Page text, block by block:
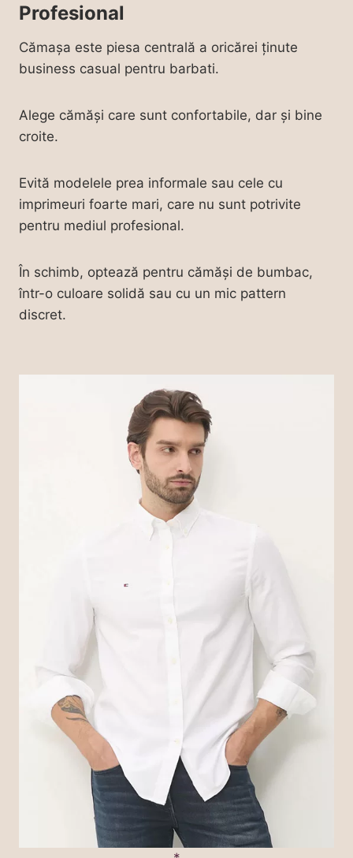
Profesional
Cămașa este piesa centrală a oricărei ținute
business casual pentru barbati.
Alege cămăși care sunt confortabile, dar și bine
croite.
Evită modelele prea informale sau cele cu
imprimeuri foarte mari, care nu sunt potrivite
pentru mediul profesional.
În schimb, optează pentru cămăși de bumbac,
într-o culoare solidă sau cu un mic pattern
discret.